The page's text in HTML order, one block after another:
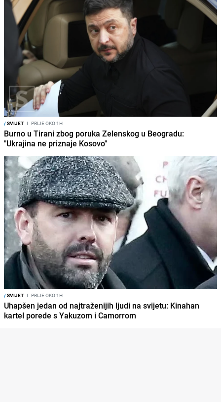
/SVIJET I PRIJE OKO 1H
Burno u Tirani zbog poruka Zelenskog u Beogradu:
"Ukrajina ne priznaje Kosovo"
/SVIJET I PRIJE OKO 1H
Uhapšen jedan od najtraženijih ljudi na svijetu: Kinahan
kartel porede s Yakuzom i Camorrom